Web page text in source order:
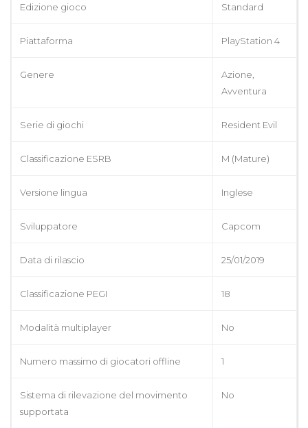
Edizione gioco Standard
Piattaforma PlayStation 4
Genere
Azione,
Avventura
Serie di giochi Resident Evil
Classificazione ESRB M (Mature)
Versione lingua Inglese
Sviluppatore Capcom
Data di rilascio 25/01/2019
Classificazione PEGI 18
Modalità multiplayer No
Numero massimo di giocatori offline 1
Sistema di rilevazione del movimento
supportata
No